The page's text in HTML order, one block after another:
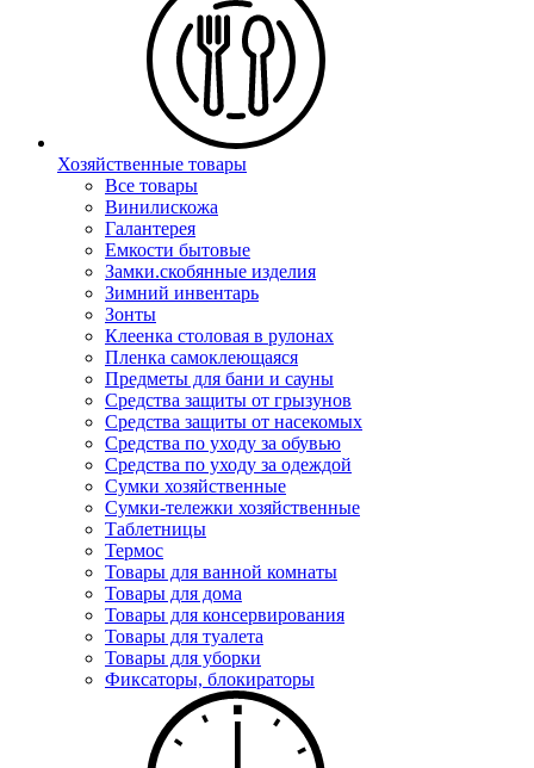
Хозяйственные товары
Все товары
Винилискожа
Галантерея
Емкости бытовые
Замки.скобянные изделия
Зимний инвентарь
Зонты
Клеенка столовая в рулонах
Пленка самоклеющаяся
Предметы для бани и сауны
Средства защиты от грызунов
Средства защиты от насекомых
Средства по уходу за обувью
Средства по уходу за одеждой
Сумки хозяйственные
Сумки-тележки хозяйственные
Таблетницы
Термос
Товары для ванной комнаты
Товары для дома
Товары для консервирования
Товары для туалета
Товары для уборки
Фиксаторы, блокираторы